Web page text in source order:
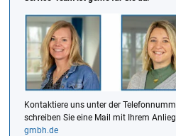
Kontaktiere uns unter der
schreiben Sie eine Mail mit Ihrem
gmbh.de